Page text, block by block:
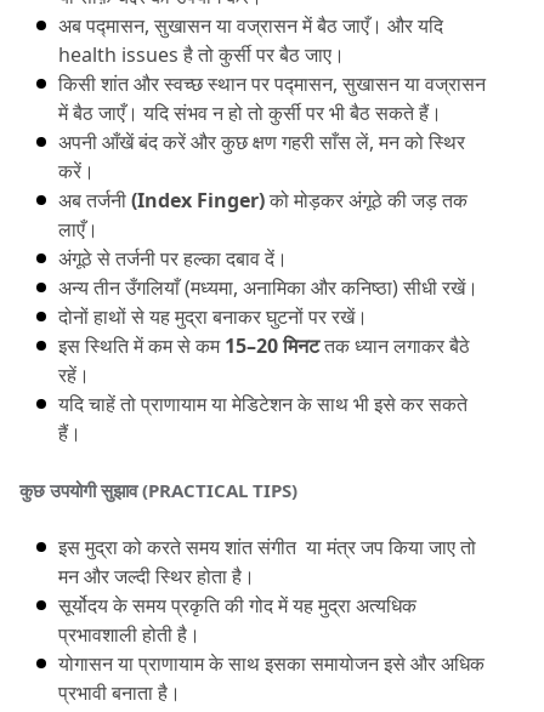
अब पद्मासन, सुखासन या वज्रासन में बैठ जाएँ। और यदि
health issues है तो कुर्सी पर बैठ जाए।
किसी शांत और स्वच्छ स्थान पर पद्मासन, सुखासन या वज्रासन
में बैठ जाएँ। यदि संभव न हो तो कुर्सी पर भी बैठ सकते हैं।
अपनी आँखें बंद करें और कुछ क्षण गहरी साँस लें, मन को स्थिर
करें।
अब तर्जनी (Index Finger) को मोड़कर अंगूठे की जड़ तक
लाएँ।
अंगूठे से तर्जनी पर हल्का दबाव दें।
अन्य तीन उँगलियाँ (मध्यमा, अनामिका और कनिष्ठा) सीधी रखें।
दोनों हाथों से यह मुद्रा बनाकर घुटनों पर रखें।
इस स्थिति में कम से कम 15–20 मिनट तक ध्यान लगाकर बैठे
रहें।
यदि चाहें तो प्राणायाम या मेडिटेशन के साथ भी इसे कर सकते
हैं।
कुछ उपयोगी सुझाव (PRACTICAL TIPS)
इस मुद्रा को करते समय शांत संगीत  या मंत्र जप किया जाए तो
मन और जल्दी स्थिर होता है।
सूर्योदय के समय प्रकृति की गोद में यह मुद्रा अत्यधिक
प्रभावशाली होती है।
योगासन या प्राणायाम के साथ इसका समायोजन इसे और अधिक
प्रभावी बनाता है।